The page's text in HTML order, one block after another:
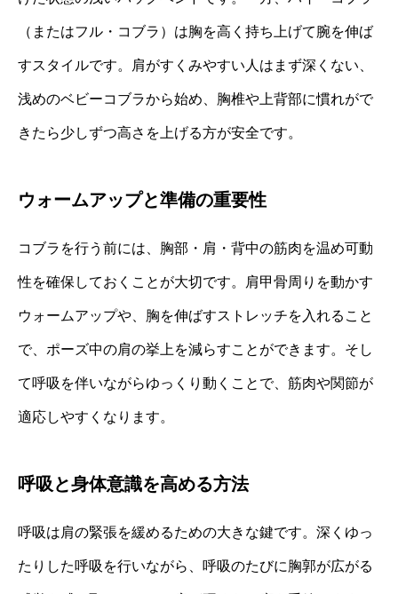
（またはフル・コブラ）は胸を高く持ち上げて腕を伸ば
すスタイルです。肩がすくみやすい人はまず深くない、
浅めのベビーコブラから始め、胸椎や上背部に慣れがで
きたら少しずつ高さを上げる方が安全です。
ウォームアップと準備の重要性
コブラを行う前には、胸部・肩・背中の筋肉を温め可動
性を確保しておくことが大切です。肩甲骨周りを動かす
ウォームアップや、胸を伸ばすストレッチを入れること
で、ポーズ中の肩の挙上を減らすことができます。そし
て呼吸を伴いながらゆっくり動くことで、筋肉や関節が
適応しやすくなります。
呼吸と身体意識を高める方法
呼吸は肩の緊張を緩めるための大きな鍵です。深くゆっ
たりした呼吸を行いながら、呼吸のたびに胸郭が広がる